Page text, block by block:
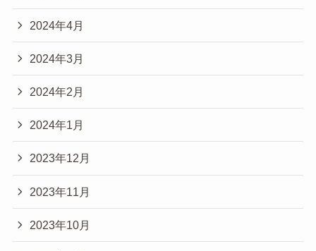
2024年4月
2024年3月
2024年2月
2024年1月
2023年12月
2023年11月
2023年10月